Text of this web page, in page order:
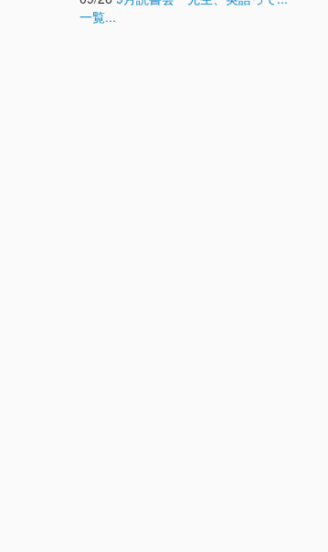
一覧...